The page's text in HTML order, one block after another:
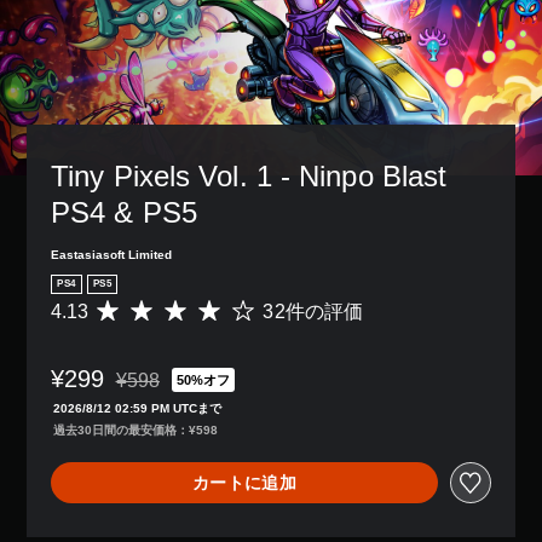
Tiny Pixels Vol. 1 - Ninpo Blast
PS4 & PS5
Eastasiasoft Limited
PS4 PS5
評
は
3
2
平
均
評
4.13 32件の評価
¥299 通常価格¥598より値引き
¥598 50%オフ
2026/8/12 02:59 PM UTCまで
過去30日間の最安価格：¥598
カートに追加